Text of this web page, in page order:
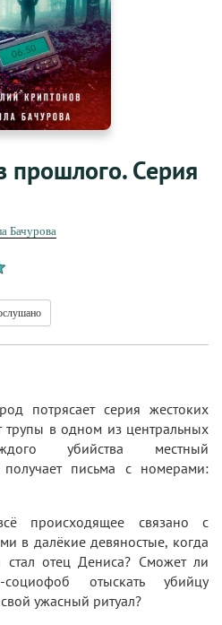
прошлого. Серия
Бачурова
потрясает серия жестоких
трупы в одном из центральных
убийства местный
письма с номерами:
происходящее связано с
в далёкие девяностые, когда
отец Дениса? Сможет ли
социофоб отыскать убийцу
ужасный ритуал?